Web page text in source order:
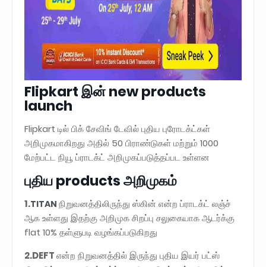
Flipkart இன் new products
launch
Flipkart டில் பிக் சேவிங் டேவில் புதிய புரோடக்ட்கள்
அறிமுகமாகிறது அதில் 50 பிராண்டுகள் மற்றும் 1000
மேற்பட்ட நியூ ப்ராடக்ட் அறிமுகப்படுத்தப்பட உள்ளன
புதிய products அறிமுகம்
1.TITAN நிறுவனத்திலிருந்து ஸ்கின் என்ற ப்ராடக்ட் லஞ்ச்
ஆக உள்ளது இதற்கு அறிமுக சிறப்பு சலுகையாக ஆடர்க்கு
flat 10% தள்ளுபடி வழங்கப்படுகிறது
2.DEFTஎன்ற நிறுவனத்தில் இருந்து புதிய இயர் பட்ஸ்